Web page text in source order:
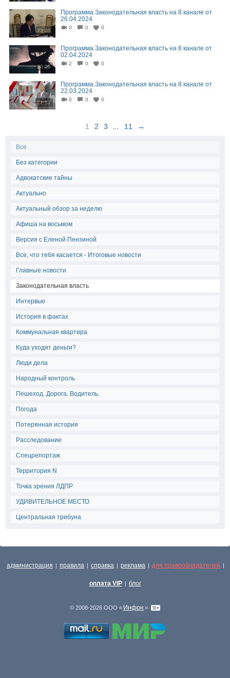
23:05
Программа Законодательная власть на 8 канале от
26.04.2024
0 0 0
20:26
Программа Законодательная власть на 8 канале от
02.04.2024
2 0 0
21:57
Программа Законодательная власть на 8 канале от
22.03.2024
0 0 0
1 2 3 11 →
Все
Без категории
Адвокатские тайны
Актуально
Актуальный обзор за неделю
Афиша на восьмом
Версия с Еленой Пензиной
Все, что тебя касается - Итоговые новости
Главные новости
Законодательная власть
Интервью
История в фактах
Коммунальная квартира
Куда уходят деньги?
Люди дела
Народный контроль
Пешеход. Дорога. Водитель.
Погода
Потерянная история
Расследование
Спецрепортаж
Территория N
Точка зрения ЛДПР
УДИВИТЕЛЬНОЕ МЕСТО
Центральная трибуна
администрация | правила | справка | реклама | для правообладателей |
оплата VIP | блог
© 2008-2026 ООО « Инфон »